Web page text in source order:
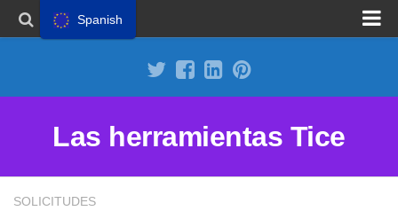
Las herramientas Tice
SOLICITUDES
Spanish